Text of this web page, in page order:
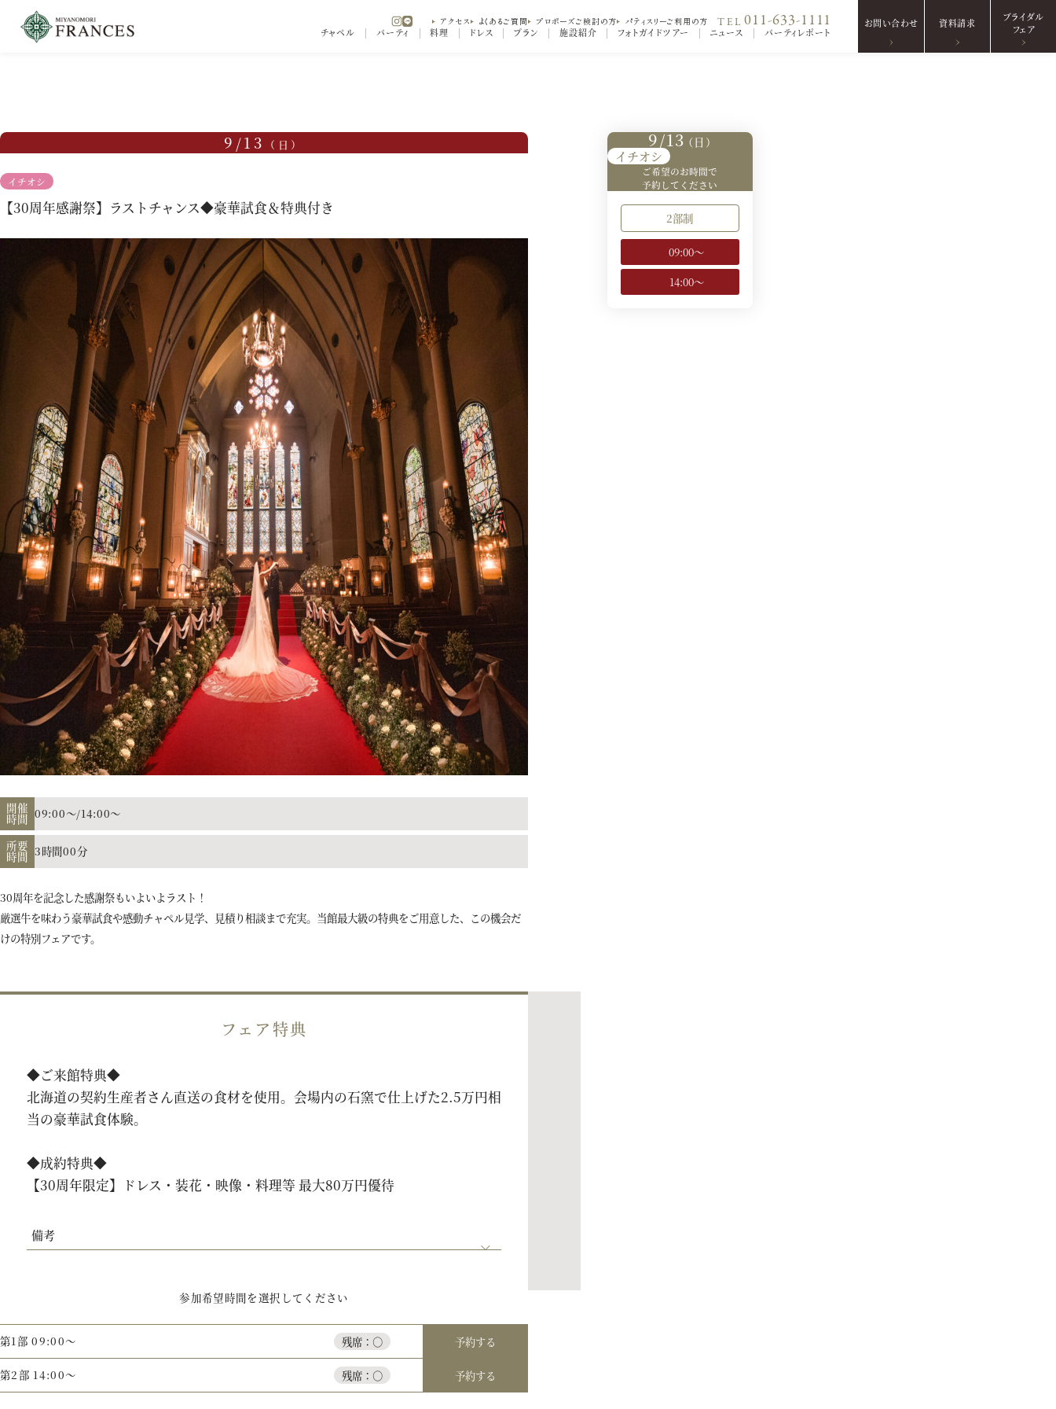
アクセス よくあるご質問 プロポーズご検討の方 パティスリーご利用の方 TEL 011-633-1111
チャペル パーティ 料理 ドレス プラン 施設紹介 フォトガイドツアー ニュース パーティレポート
お問い合わせ 資料請求
ブライダル
フェア
9/13 （日）
イチオシ
【30周年感謝祭】ラストチャンス◆豪華試食＆特典付き
開催
時間 09:00～/14:00～
所要
時間 3時間00分
30周年を記念した感謝祭もいよいよラスト！
厳選牛を味わう豪華試食や感動チャペル見学、見積り相談まで充実。当館最大級の特典をご用意した、この機会だ
けの特別フェアです。
フェア特典
◆ご来館特典◆
北海道の契約生産者さん直送の食材を使用。会場内の石窯で仕上げた2.5万円相
当の豪華試食体験。
◆成約特典◆
【30周年限定】ドレス・装花・映像・料理等 最大80万円優待
備考
参加希望時間を選択してください
第1部 09:00～ 残席：○ 予約する
第2部 14:00～ 残席：○ 予約する
9/13 （日）
イチオシ
ご希望のお時間で
予約してください
2部制
09:00～
14:00～